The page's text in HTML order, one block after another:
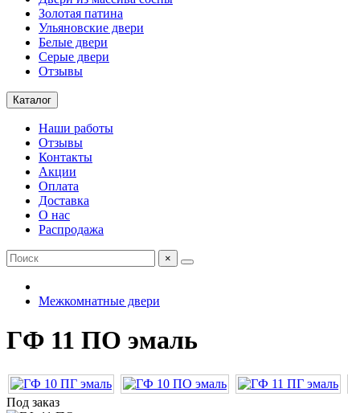
Золотая патина
Ульяновские двери
Белые двери
Серые двери
Отзывы
Каталог
Наши работы
Отзывы
Контакты
Акции
Оплата
Доставка
О нас
Распродажа
×
Межкомнатные двери
ГФ 11 ПО эмаль
Под заказ